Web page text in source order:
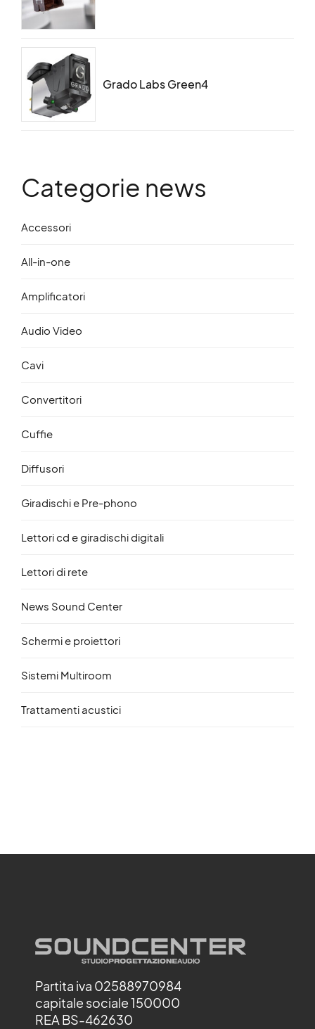
Grado Labs Green4
Categorie news
Accessori
All-in-one
Amplificatori
Audio Video
Cavi
Convertitori
Cuffie
Diffusori
Giradischi e Pre-phono
Lettori cd e giradischi digitali
Lettori di rete
News Sound Center
Schermi e proiettori
Sistemi Multiroom
Trattamenti acustici
Partita iva 02588970984
capitale sociale 150000
REA BS-462630